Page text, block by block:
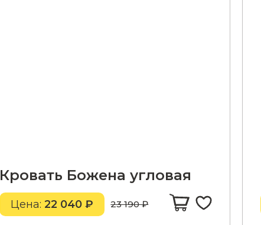
Кровать Божена угловая
Цена: 22 040 ₽ 23 190 ₽